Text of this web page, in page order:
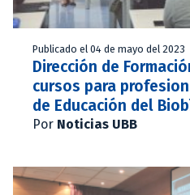
Publicado el 04 de mayo del 2023
Dirección de
cursos para
de Educación del
Por Noticias UBB